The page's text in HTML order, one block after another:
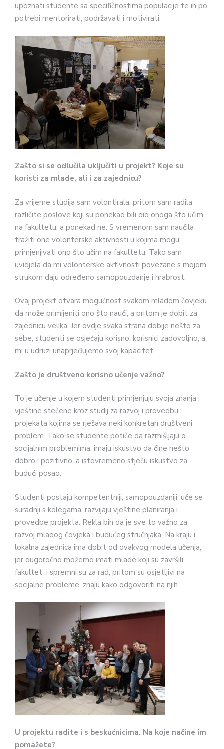
upoznati studente sa specifičnostima populacije te ih po
potrebi mentorirati, podržavati i motivirati.
Zašto si se odlučila uključiti u projekt? Koje su
koristi za mlade, ali i za zajednicu?
Za vrijeme studija sam volontirala, pritom sam radila
različite poslove koji su ponekad bili dio onoga što učim
na fakultetu, a ponekad ne. S vremenom sam naučila
tražiti one volonterske aktivnosti u kojima mogu
primjenjivati ono što učim na fakultetu. Tako sam
uvidjela da mi volonterske aktivnosti povezane s mojom
strukom daju određeno samopouzdanje i hrabrost.
Ovaj projekt otvara mogućnost svakom mladom čovjeku
da može primijeniti ono što nauči, a pritom je dobit za
zajednicu velika. Jer ovdje svaka strana dobije nešto za
sebe, studenti se osjećaju korisno, korisnici zadovoljno, a
mi u udruzi unaprjeđujemo svoj kapacitet.
Zašto je društveno korisno učenje važno?
To je učenje u kojem studenti primjenjuju svoja znanja i
vještine stečene kroz studij za razvoj i provedbu
projekata kojima se rješava neki konkretan društveni
problem. Tako se studente potiče da razmišljaju o
socijalnim problemima, imaju iskustvo da čine nešto
dobro i pozitivno, a istovremeno stječu iskustvo za
budući posao.
Studenti postaju kompetentniji, samopouzdaniji, uče se
suradnji s kolegama, razvijaju vještine planiranja i
provedbe projekta. Rekla bih da je sve to važno za
razvoj mladog čovjeka i budućeg stručnjaka. Na kraju i
lokalna zajednica ima dobit od ovakvog modela učenja,
jer dugoročno možemo imati mlade koji su završili
fakultet i spremni su za rad, pritom su osjetljivi na
socijalne probleme, znaju kako odgovoriti na njih.
U projektu radite i s beskućnicima. Na koje načine im
pomažete?